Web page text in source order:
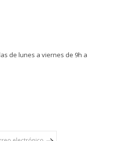
de lunes a viernes de 9h a